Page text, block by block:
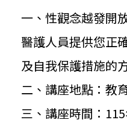
一、性觀念越發開
醫護人員提供您正
及自我保護措施的
二、講座地點：教
三、講座時間：